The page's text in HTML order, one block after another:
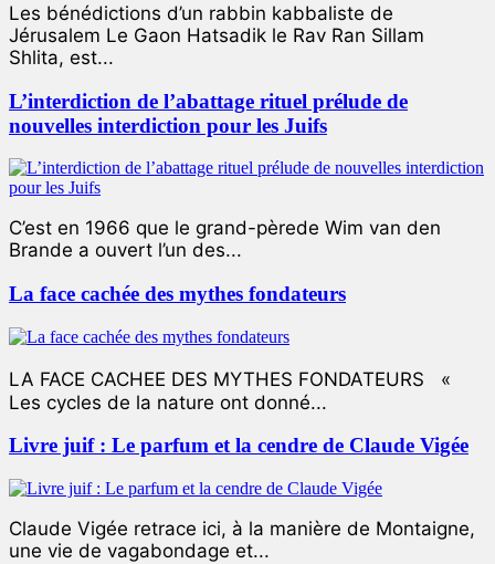
Les bénédictions d’un rabbin kabbaliste de
Jérusalem Le Gaon Hatsadik le Rav Ran Sillam
Shlita, est...
L’interdiction de l’abattage rituel prélude de
nouvelles interdiction pour les Juifs
C’est en 1966 que le grand-pèrede Wim van den
Brande a ouvert l’un des...
La face cachée des mythes fondateurs
LA FACE CACHEE DES MYTHES FONDATEURS «
Les cycles de la nature ont donné...
Livre juif : Le parfum et la cendre de Claude Vigée
Claude Vigée retrace ici, à la manière de Montaigne,
une vie de vagabondage et...